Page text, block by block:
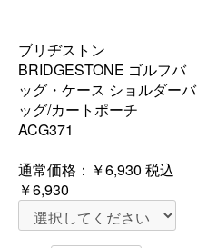
ブリヂストン
BRIDGESTONE ゴルフバ
ッグ・ケース ショルダーバ
ッグ/カートポーチ
ACG371
通常価格： ￥6,930 税込
￥6,930